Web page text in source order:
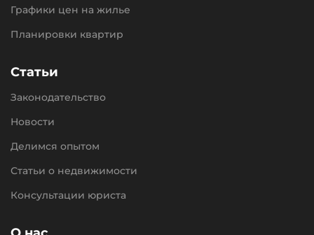
Графики цен на жилье
Планировки квартир
Статьи
Законодательство
Новости
Делимся опытом
Статьи о недвижимости
Консультации юриста